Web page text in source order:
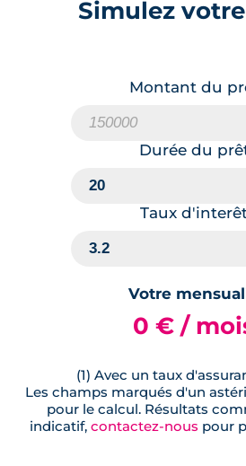
Simulez
Montant du
Durée du
Taux
Votre
0 € /
(1) Avec un taux
Les champs marqués d'un
pour le calcul. Résultats
indicatif, contactez-nous pour